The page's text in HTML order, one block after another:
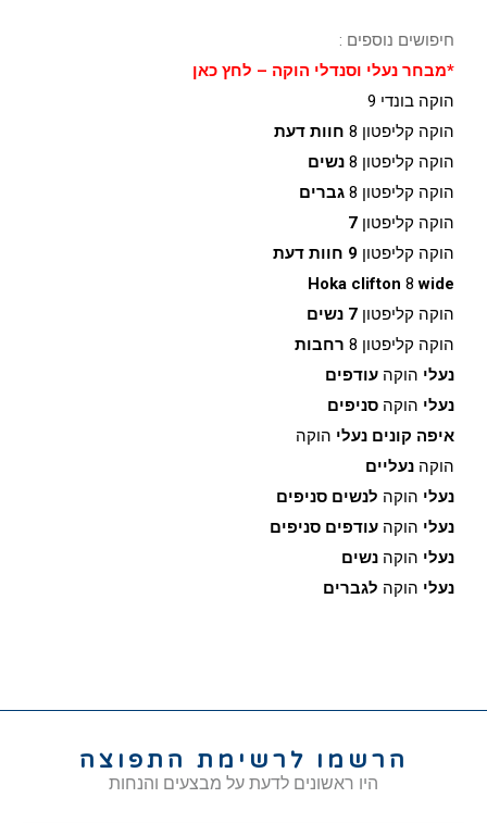
חיפושים נוספים :
*מבחר נעלי וסנדלי הוקה – לחץ כאן
הוקה בונדי 9
הוקה קליפטון 8
חוות דעת
הוקה קליפטון 8
נשים
הוקה קליפטון 8
גברים
הוקה קליפטון 7
הוקה קליפטון 9 חוות דעת
Hoka clifton 8wide
הוקה קליפטון 7 נשים
הוקה קליפטון 8
רחבות
נעלי הוקה עודפים
נעלי הוקה סניפים
איפה קונים נעלי הוקה
הוקה נעליים
נעלי הוקה לנשים סניפים
נעלי הוקה עודפים סניפים
נעלי הוקה נשים
נעלי הוקה לגברים
הרשמו לרשימת התפוצה
היו ראשונים לדעת על מבצעים והנחות